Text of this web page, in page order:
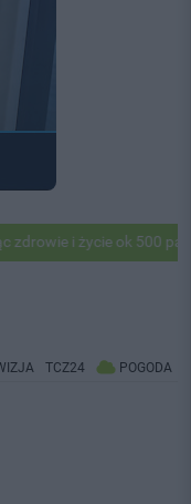
życie ok 500 pasażerów!
TCZ24 POGODA